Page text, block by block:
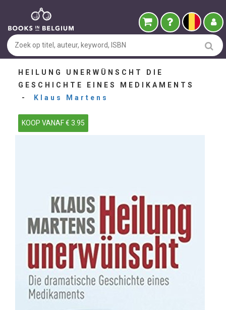
HEILUNG UNERWÜNSCHT DIE
GESCHICHTE EINES MEDIKAMENTS
-
Klaus Martens
KOOP VANAF € 3.95